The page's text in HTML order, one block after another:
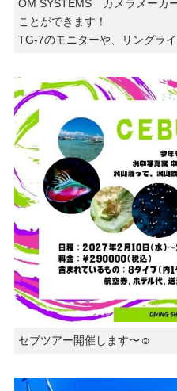
OM SYSTEMS カメラメーカ
ことができます！
TG-7のモニターや、リングラ
セブツアー開催します〜☺️